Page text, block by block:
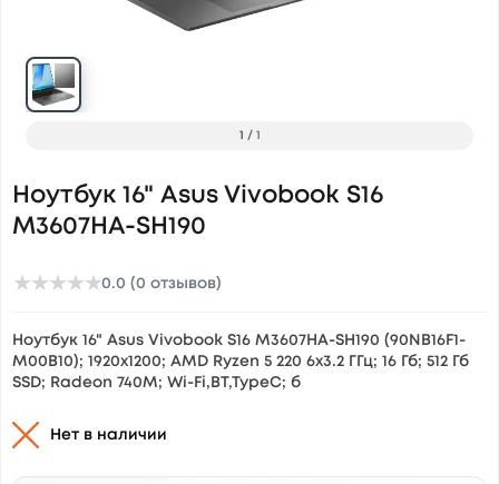
1 / 1
Ноутбук 16" Asus Vivobook S16
M3607HA-SH190
★★★★★0.0 (0 отзывов)
Ноутбук 16" Asus Vivobook S16 M3607HA-SH190 (90NB16F1-
M00B10); 1920х1200; AMD Ryzen 5 220 6x3.2 ГГц; 16 Гб; 512 Гб
SSD; Radeon 740M; Wi-Fi,BT,TypeC; б
Нет в наличии